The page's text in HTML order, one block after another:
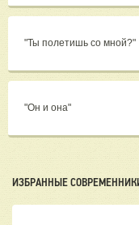
"Ты полетишь со мной?"
"Он и она"
ИЗБРАННЫЕ